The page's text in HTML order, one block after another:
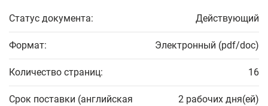
Статус документа: Действующий
Формат: Электронный (pdf/doc)
Количество страниц: 16
Срок поставки (английская
2 рабочих дня(ей)